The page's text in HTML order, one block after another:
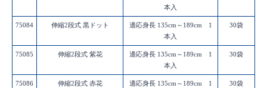
本入
75084 伸縮2段式 黒ドット
適応身長 135cm～189cm 1
本入
30袋
75085 伸縮2段式 紫花
適応身長 135cm～189cm 1
本入
30袋
75086 伸縮2段式 赤花
適応身長 135cm～189cm 1
30袋